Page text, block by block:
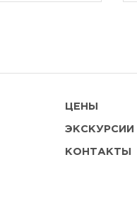
ЦЕНЫ
ЭКСКУРСИИ
КОНТАКТЫ